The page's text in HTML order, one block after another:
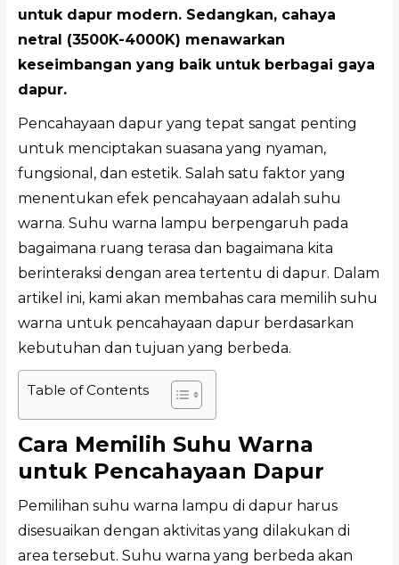
untuk dapur modern. Sedangkan, cahaya
netral (3500K-4000K) menawarkan
keseimbangan yang baik untuk berbagai gaya
dapur.
Pencahayaan dapur yang tepat sangat penting
untuk menciptakan suasana yang nyaman,
fungsional, dan estetik. Salah satu faktor yang
menentukan efek pencahayaan adalah suhu
warna. Suhu warna lampu berpengaruh pada
bagaimana ruang terasa dan bagaimana kita
berinteraksi dengan area tertentu di dapur. Dalam
artikel ini, kami akan membahas cara memilih suhu
warna untuk pencahayaan dapur berdasarkan
kebutuhan dan tujuan yang berbeda.
Table of Contents
Cara Memilih Suhu Warna
untuk Pencahayaan Dapur
Pemilihan suhu warna lampu di dapur harus
disesuaikan dengan aktivitas yang dilakukan di
area tersebut. Suhu warna yang berbeda akan